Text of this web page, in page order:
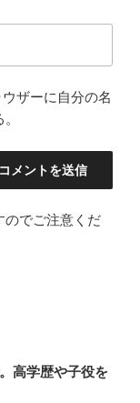
ザーに自分の名
のでご注意くだ
高学歴や子役を